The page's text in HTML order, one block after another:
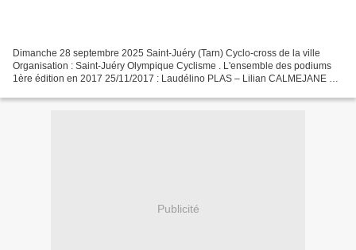
Dimanche 28 septembre 2025 Saint-Juéry (Tarn) Cyclo-cross de la ville
Organisation : Saint-Juéry Olympique Cyclisme . L'ensemble des podiums
1ère édition en 2017 25/11/2017 : Laudélino PLAS – Lilian CALMEJANE –
Publicité